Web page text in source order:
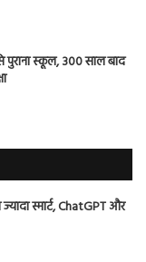
स्कूल, 300 साल बाद
स्मार्ट, ChatGPT और